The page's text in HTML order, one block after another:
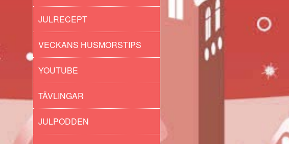
JULRECEPT
VECKANS HUSMORSTIPS
YOUTUBE
TÄVLINGAR
JULPODDEN